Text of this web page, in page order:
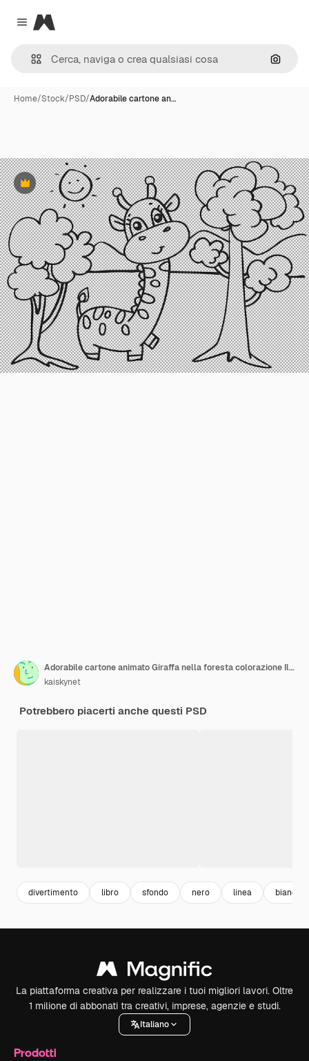
Close menu
Magnific
Cerca
Home/Stock/PSD/Adorabile cartone an…
Premium
Adorabile cartone animato Giraffa nella foresta colorazione Illustrazione per bambini
kaiskynet
Potrebbero piacerti anche questi PSD
divertimento libro sfondo nero linea bianco
La piattaforma creativa per realizzare i tuoi migliori lavori. Oltre
1 milione di abbonati tra creativi, imprese, agenzie e studi.
Italiano
Prodotti